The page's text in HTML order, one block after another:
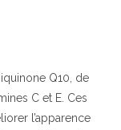
Q10, de
C et E. Ces
l’apparence